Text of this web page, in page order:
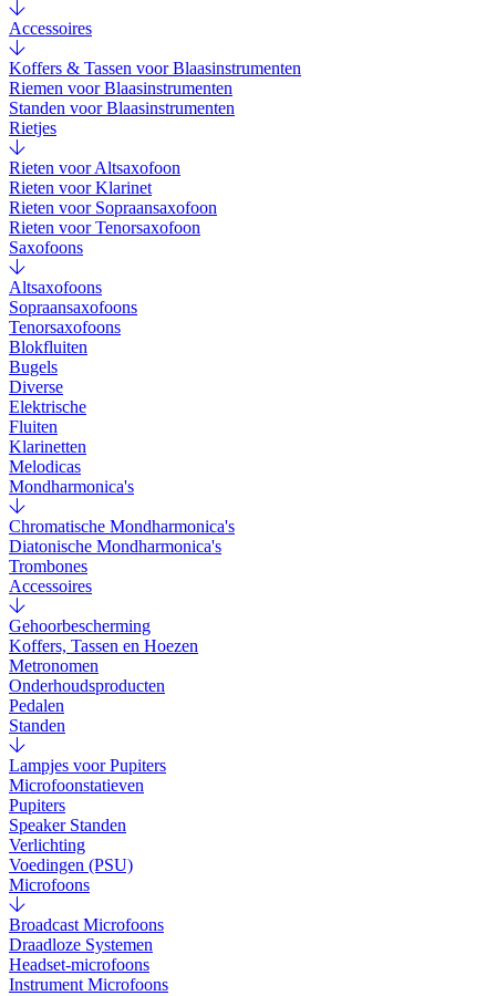
Accessoires
Koffers & Tassen voor Blaasinstrumenten
Riemen voor Blaasinstrumenten
Standen voor Blaasinstrumenten
Rietjes
Rieten voor Altsaxofoon
Rieten voor Klarinet
Rieten voor Sopraansaxofoon
Rieten voor Tenorsaxofoon
Saxofoons
Altsaxofoons
Sopraansaxofoons
Tenorsaxofoons
Blokfluiten
Bugels
Diverse
Elektrische
Fluiten
Klarinetten
Melodicas
Mondharmonica's
Chromatische Mondharmonica's
Diatonische Mondharmonica's
Trombones
Accessoires
Gehoorbescherming
Koffers, Tassen en Hoezen
Metronomen
Onderhoudsproducten
Pedalen
Standen
Lampjes voor Pupiters
Microfoonstatieven
Pupiters
Speaker Standen
Verlichting
Voedingen (PSU)
Microfoons
Broadcast Microfoons
Draadloze Systemen
Headset-microfoons
Instrument Microfoons